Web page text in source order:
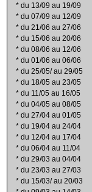
* du 13/09 au 19/09
* du 07/09 au 12/09
* du 21/06 au 27/06
* du 15/06 au 20/06
* du 08/06 au 12/06
* du 01/06 au 06/06
* du 25/05/ au 29/05
* du 18/05 au 23/05
* du 11/05 au 16/05
* du 04/05 au 08/05
* du 27/04 au 01/05
* du 19/04 au 24/04
* du 12/04 au 17/04
* du 06/04 au 11/04
* du 29/03 au 04/04
* du 23/03 au 27/03
* du 15/03/ au 20/03